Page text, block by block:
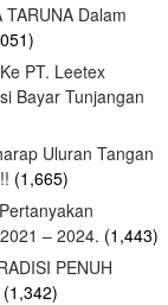
Dalam
PT. Leetex
Bayar Tunjangan
Uluran Tangan
(1,665)
– 2024. (1,443)
PENUH
(1,342)